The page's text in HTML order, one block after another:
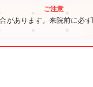
があります。来院前に必